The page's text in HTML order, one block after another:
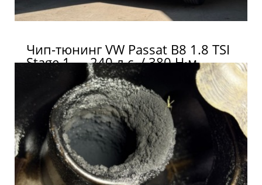
Чип-тюнинг VW Passat B8 1.8 TSI
Stage 1 — 240 л.с. / 380 Н·м